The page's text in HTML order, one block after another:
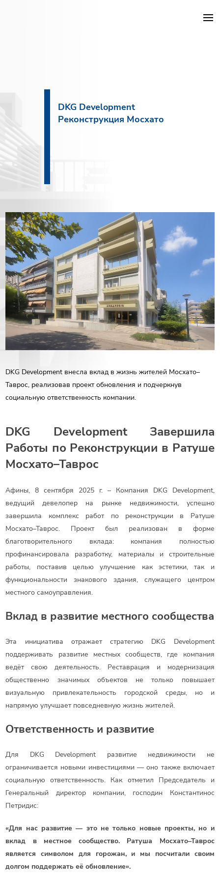
Объекты
Услуги
РУС
ENG
ΕΛΛ
Связаться с нами
DKG Development
Реконструкция Мосхато
DKG Development внесла вклад в жизнь жителей Мосхато–
Таврос, реализовав проект обновления и подчеркнув
социальную ответственность компании.
DKG Development Завершила
Работы по Реконструкции в Ратуше
Мосхато–Таврос
Афины, 8 сентября 2025 г. – Компания DKG Development,
ведущий девелопер на рынке недвижимости, успешно
завершила комплекс работ по реконструкции в Ратуше
Мосхато–Таврос. Проект был реализован в форме
благотворительного вклада: компания полностью
профинансировала разработку, материалы и строительные
работы, поставив целью улучшение как эстетики, так и
функциональности знакового здания, служащего центром
местного самоуправления.
Вклад в развитие местного сообщества
Эта инициатива отражает стратегию DKG Development
поддерживать развитие местных сообществ, где компания
ведёт свою деятельность. Реставрация и модернизация
общественно значимых объектов не только повышает
визуальную привлекательность городской среды, но и
напрямую улучшает повседневную жизнь жителей.
Ответственность и развитие
Для DKG Development развитие недвижимости не
ограничивается новыми инвестициями — оно также включает
социальную ответственность. Как отметил Председатель и
Генеральный директор компании, господин Константинос
Петридис:
«Для нас развитие — это не только новые проекты, но и
вклад в местное сообщество. Ратуша Мосхато–Таврос
является символом для горожан, и мы посчитали своим
долгом поддержать её обновление».